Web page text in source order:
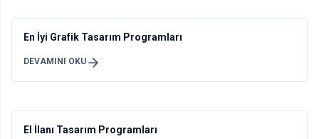
En İyi Grafik Tasarım Programları
DEVAMINI OKU
El İlanı Tasarım Programları